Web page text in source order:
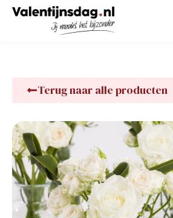
Terug naar alle producten